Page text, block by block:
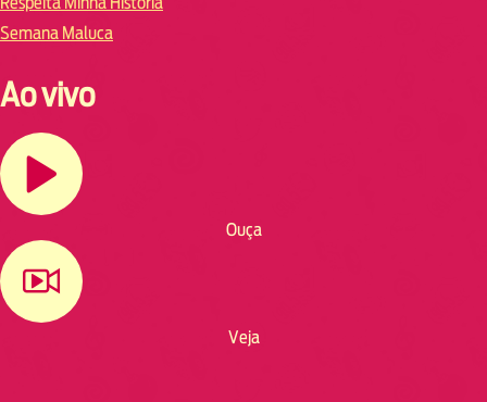
Semana Maluca
Ao vivo
Ouça
Veja